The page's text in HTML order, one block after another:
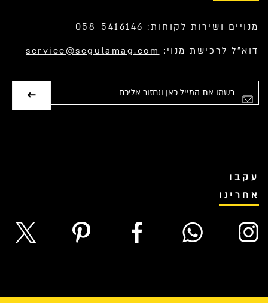
מנויים ושירות לקוחות: 058-5416146
דוא”ל לרכישת מנוי: service@segulamag.com
עקבו
אחרינו